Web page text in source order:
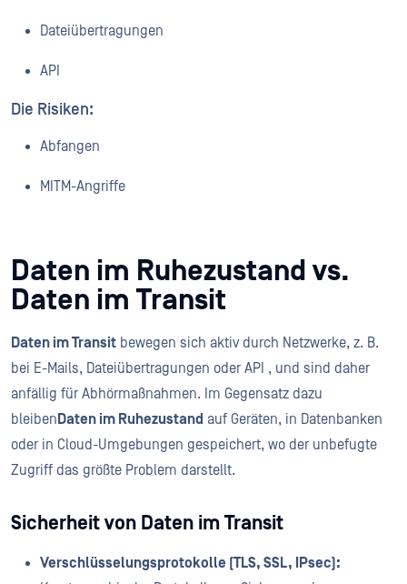
Dateiübertragungen
API
Die Risiken:
Abfangen
MITM-Angriffe
Daten im Ruhezustand vs.
Daten im Transit
Daten im Transit bewegen sich aktiv durch Netzwerke, z. B.
bei E-Mails, Dateiübertragungen oder API , und sind daher
anfällig für Abhörmaßnahmen. Im Gegensatz dazu
bleiben Daten im Ruhezustand auf Geräten, in Datenbanken
oder in Cloud-Umgebungen gespeichert, wo der unbefugte
Zugriff das größte Problem darstellt.
Sicherheit von Daten im Transit
Verschlüsselungsprotokolle (TLS, SSL, IPsec):